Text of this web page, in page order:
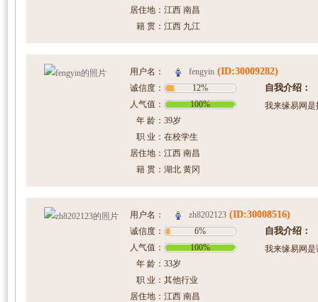
居住地： 江西 南昌
籍 贯： 江西 九江
用户名： fengyin (ID:30009282)
诚信度：
12%
人气值：
100%
年 龄： 39岁
职 业： 在校学生
居住地： 江西 南昌
籍 贯： 湖北 黄冈
自我介绍：
我来缘易网是
用户名： zh8202123 (ID:30008516)
诚信度：
6%
人气值：
100%
年 龄： 33岁
职 业： 其他行业
居住地： 江西 南昌
自我介绍：
我来缘易网